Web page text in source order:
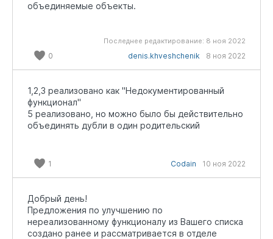
объединяемые объекты.
Последнее редактирование: 8 ноя 2022
0 denis.khveshchenik 8 ноя 2022
1,2,3 реализовано как "Недокументированный
функционал"
5 реализовано, но можно было бы действительно
объединять дубли в один родительский
1 Codain 10 ноя 2022
Добрый день!
Предложения по улучшению по
нереализованному функционалу из Вашего списка
создано ранее и рассматривается в отделе